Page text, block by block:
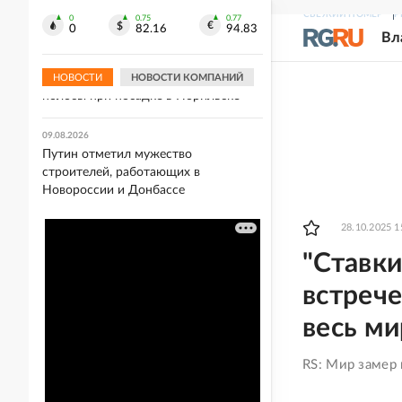
СВЕЖИЙ НОМЕР
28.10.2025
весь
RS: Мир
0
0
0.75
82.16
0.77
94.83
НОВОСТИ НОВОСТИ КОМПАНИЙ
энергокризисом
Boeing 737 выкатился за пределы
полосы при посадке в Норильске
09.08.2026
Путин отметил мужество
строителей, работающих в
Новороссии и Донбассе